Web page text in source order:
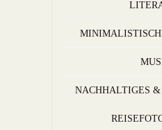
NACHHALTIGES